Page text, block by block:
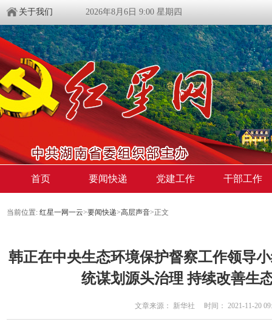
关于我们 2026年8月6日 9:00 星期四
首页 要闻快递 党建工作 干部工作
当前位置: 红星一网一云>要闻快递>高层声音>正文
韩正在中央生态环境保护督察工作领导
统谋划源头治理 持续改善生
文章来源： 新华社 时间： 2021-11-20